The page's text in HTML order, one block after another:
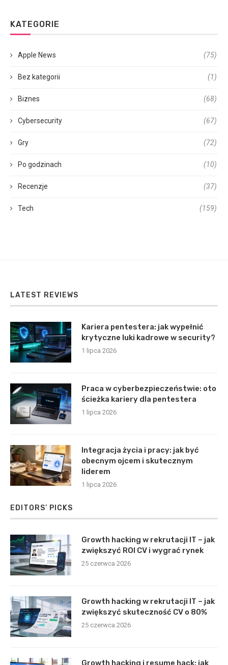
KATEGORIE
Apple News (75)
Bez kategorii (1)
Biznes (68)
Cybersecurity (67)
Gry (72)
Po godzinach (10)
Recenzje (37)
Tech (159)
LATEST REVIEWS
Kariera pentestera: jak wypełnić
krytyczne luki kadrowe w security?
1 lipca 2026
Praca w cyberbezpieczeństwie: oto
ścieżka kariery dla pentestera
1 lipca 2026
Integracja życia i pracy: jak być
obecnym ojcem i skutecznym
liderem
1 lipca 2026
EDITORS’ PICKS
Growth hacking w rekrutacji IT – jak
zwiększyć ROI CV i wygrać rynek
25 czerwca 2026
Growth hacking w rekrutacji IT – jak
zwiększyć skuteczność CV o 80%
25 czerwca 2026